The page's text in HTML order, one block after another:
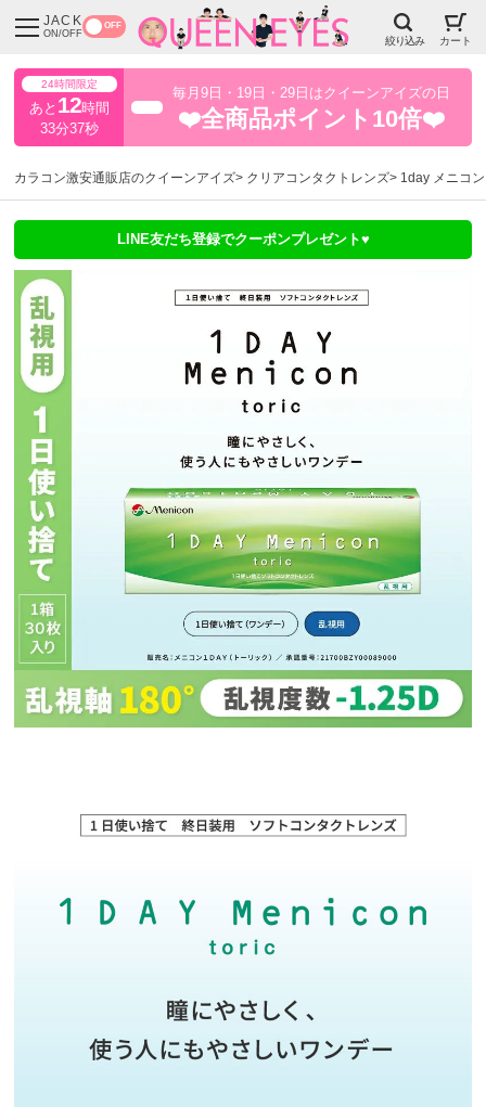
JACK
ON/OFF
OFF
絞り込み カート
24時間限定
あと 12時間
33分36秒
毎月9日・19日・29日はクイーンアイズの日
❤️全商品ポイント10倍❤️
カラコン激安通販店のクイーンアイズ クリアコンタクトレンズ 1day メニコ
LINE友だち登録でクーポンプレゼント♥